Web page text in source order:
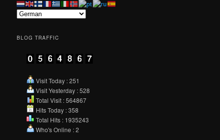
BLOG TRAFFIC
Visit Today : 251
Visit Yesterday : 528
Total Visit : 564867
Hits Today : 358
Total Hits : 1935243
Who's Online : 2